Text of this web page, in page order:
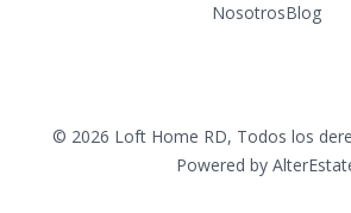
NosotrosBlog
© 2026 Loft Home RD, Todos los
Powered by